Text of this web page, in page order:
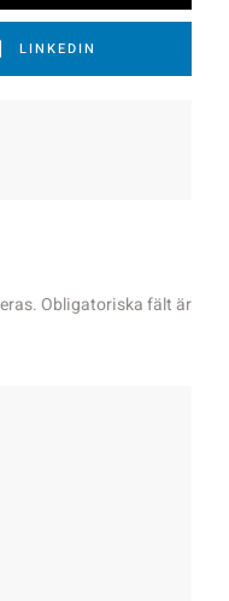
LINKEDIN
Obligatoriska fält är